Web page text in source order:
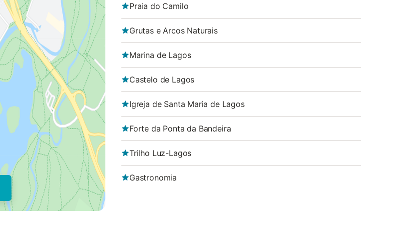
Praia do Camilo
Grutas e Arcos Naturais
Marina de Lagos
Castelo de Lagos
Igreja de Santa Maria de Lagos
Forte da Ponta da Bandeira
Trilho Luz-Lagos
Gastronomia